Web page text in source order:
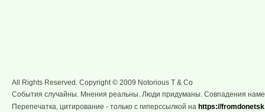
All Rights Reserved. Copyright © 2009 Notorious T & Co
События случайны. Мнения реальны. Люди придуманы. Совпадения
Перепечатка, цитирование - только с гиперссылкой на https://